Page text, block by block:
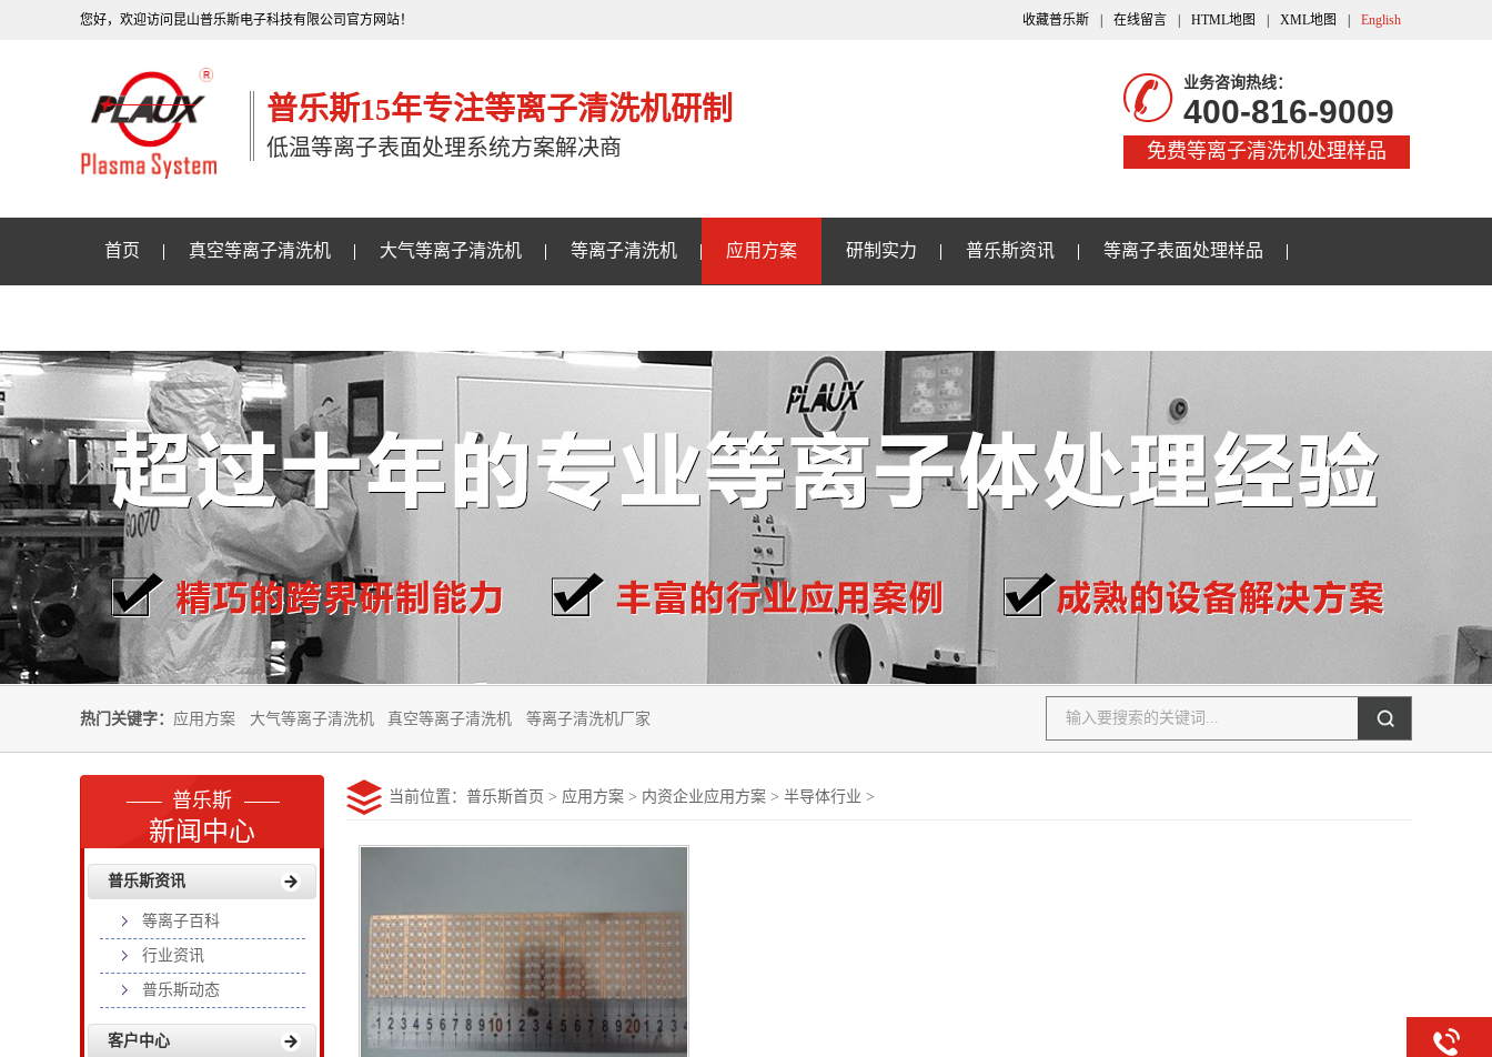
您好，欢迎访问昆山普乐斯电子科技有限公司官方网站！ 收藏普乐斯 在线留言 HTML地图 XML地图 English
普乐斯15年专注等离子清洗机研制
低温等离子表面处理系统方案解决商
业务咨询热线：
400-816-9009
免费等离子清洗机处理样品
首页 真空等离子清洗机 大气等离子清洗机 等离子清洗机 应用方案 研制实力 普乐斯资讯 等离子表面处理样品
热门关键字： 应用方案 大气等离子清洗机 真空等离子清洗机 等离子清洗机厂家
当前位置： 普乐斯首页 > 应用方案 > 内资企业应用方案 > 半导体行业 >
普乐斯
新闻中心
普乐斯资讯
等离子百科
行业资讯
普乐斯动态
客户中心